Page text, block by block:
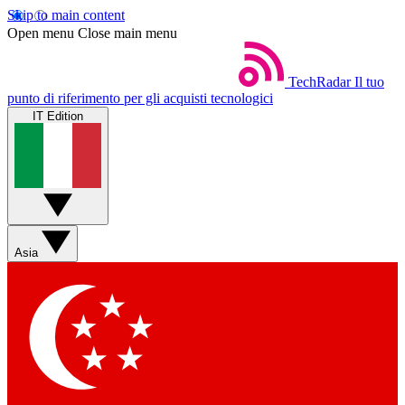
Skip to main content
Open menu Close main menu
TechRadar Il tuo
punto di riferimento per gli acquisti tecnologici
IT Edition
Asia